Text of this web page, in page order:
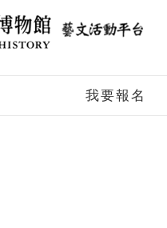
我要報名